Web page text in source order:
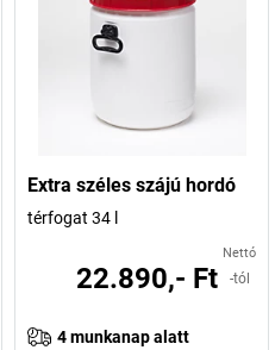
Extra széles szájú hordó
térfogat 34 l
Nettó
22.890,- Ft -tól
4 munkanap alatt